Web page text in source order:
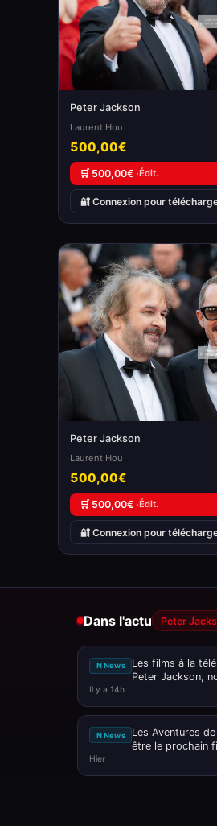
Peter Jackson
Laurent Hou
500,00€
🛒 500,00€ ·Édit.
🔐 Connexion pour
Peter Jackson
Laurent Hou
500,00€
🛒 500,00€ ·Édit.
🔐 Connexion pour
Dans l'actu Peter
N News
Les films à la
Peter Jackson,
Il y a 14h
N News
Les Aventures
être le prochain
Hier